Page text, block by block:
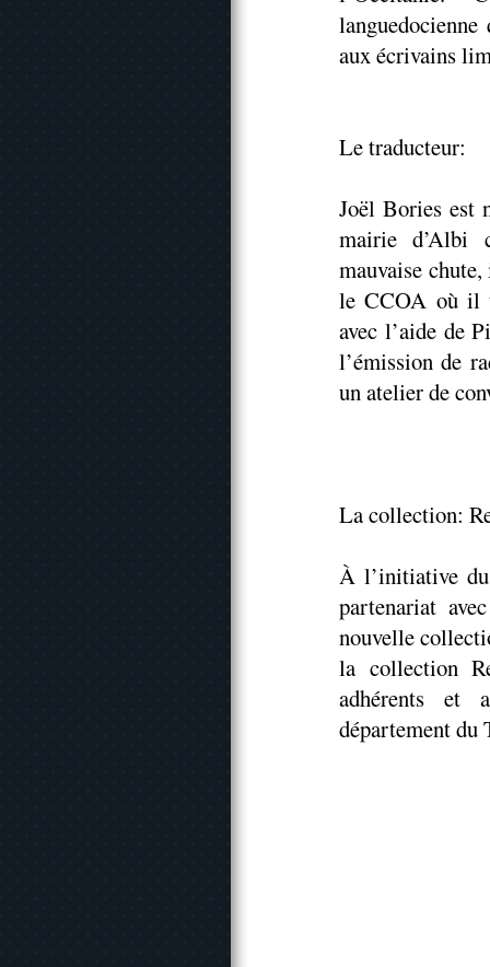
aux écrivains
Le traducteur:
Joël Bories est
mairie d’Albi
mauvaise
le CCOA où il
avec l’aide de
l’émission de
un atelier de
La collection:
À l’initiative
partenariat
nouvelle
la collection
adhérents et
département du